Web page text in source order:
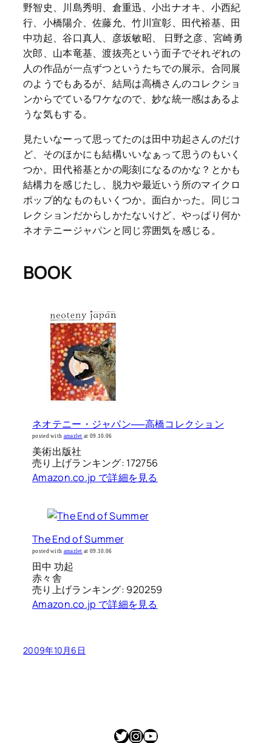
野智史、川島秀明、倉重迅、小出ナオキ、小西紀
行、小橋陽介、佐藤允、竹川宣彰、田代裕基、田
中功起、谷口真人、彦坂敏昭、 日野之彦、宮崎勇
次郎、山本竜基、渡抜亮という面子でそれぞれの
人の作品が一点ずつというたちでの展示。合同展
のようでもあるが、結局は高橋さんのコレクショ
ンからでているワケなので、妙な統一感はあるよ
うな気もする。
見たいなーって思ってたのは田中功起さんのだけ
ど、そのほかにも結構いいなぁって思うのもいく
つか。田代裕基とかの彫刻になるのかな？とかも
結構力を感じたし、脱力や最近いう所のマイクロ
ポップ的なものもいくつか。面白かった。同じコ
レクションだからしかたないけど、やっぱり何か
ネオテニージャパンと同じ雰囲気を感じる。
BOOK
ネオテニー・ジャパン──高橋コレクション
posted with amazlet at 09.10.06
美術出版社
売り上げランキング: 172756
Amazon.co.jp で詳細を見る
The End of Summer
posted with amazlet at 09.10.06
田中 功起
赤々舎
売り上げランキング: 920259
Amazon.co.jp で詳細を見る
2009年10月6日
Twitter
Instagram
YouTube